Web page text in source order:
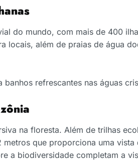
do mundo, com mais de 400
locais, além de praias de água
refrescantes nas águas
na floresta. Além de trilhas
que proporciona uma vista
a biodiversidade completam a